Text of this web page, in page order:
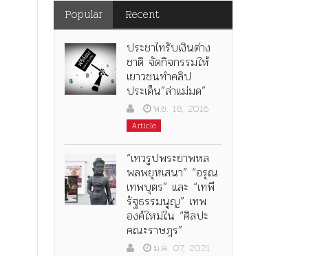
Popular Recent
ประชาไทรับเงินต่าง
ชาติ จัดกิจกรรมให้
เยาวชนทำคลิป
ประเด็น”ล่าแม่มด”
พ.ย. 18, 2016
Article
“เทวรูปพระยาพหล
พลพยุหเสนา” “อรุณ
เทพบุตร” และ “เทพี
รัฐธรรมนูญ” เทพ
องค์ใหม่ใน “ศิลปะ
คณะราษฎร”
ม.ค. 07, 2021